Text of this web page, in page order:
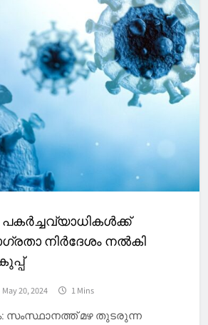
നിർദേശം നൽകി
May 20, 2024 1 Mins
സംസ്ഥാനത്ത് മഴ തുടരുന്ന